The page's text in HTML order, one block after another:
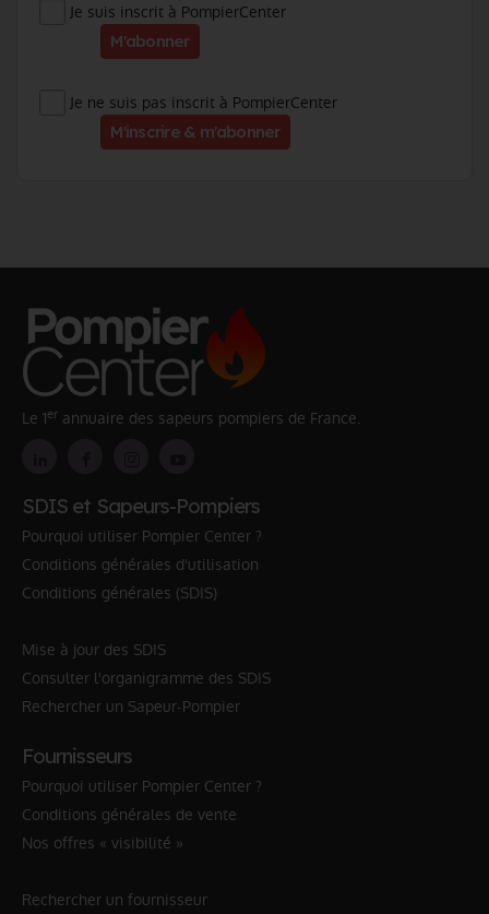
Je suis inscrit à PompierCenter
M'abonner
Je ne suis pas inscrit à PompierCenter
M'inscrire & m'abonner
Le 1er annuaire des sapeurs pompiers de France.
SDIS et Sapeurs-Pompiers
Pourquoi utiliser Pompier Center ?
Conditions générales d'utilisation
Conditions générales (SDIS)
Mise à jour des SDIS
Consulter l'organigramme des SDIS
Rechercher un Sapeur-Pompier
Fournisseurs
Pourquoi utiliser Pompier Center ?
Conditions générales de vente
Nos offres « visibilité »
Rechercher un fournisseur